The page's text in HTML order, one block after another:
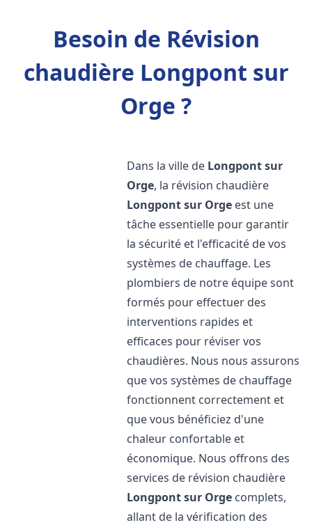
Besoin de Révision
chaudière Longpont sur
Orge ?
Dans la ville de Longpont sur
Orge, la révision chaudière
Longpont sur Orge est une
tâche essentielle pour garantir
la sécurité et l'efficacité de vos
systèmes de chauffage. Les
plombiers de notre équipe sont
formés pour effectuer des
interventions rapides et
efficaces pour réviser vos
chaudières. Nous nous assurons
que vos systèmes de chauffage
fonctionnent correctement et
que vous bénéficiez d'une
chaleur confortable et
économique. Nous offrons des
services de révision chaudière
Longpont sur Orge complets,
allant de la vérification des